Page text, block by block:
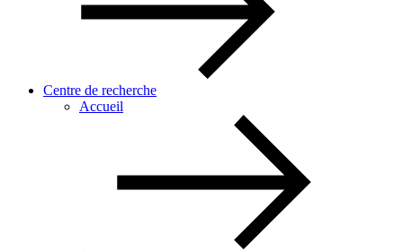
Centre de recherche
Accueil